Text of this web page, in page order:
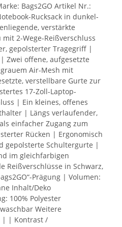
Bags2GO Artikel Nr.:
Rucksack in dunkel-
verstärkte
2-Wege-Reißverschluss
gepolsterter Tragegriff |
Zwei offene, aufgesetzte
Air-Mesh mit
verstellbare Gurte zur
17-Zoll-Laptop-
| Ein kleines, offenes
| Längs verlaufender,
einfacher Zugang zum
Rücken | Ergonomisch
gepolsterte Schultergurte |
im gleichfarbigen
Reißverschlüsse in Schwarz,
Prägung | Volumen:
Inhalt/Deko
100% Polyester
Weitere
| | Kontrast /